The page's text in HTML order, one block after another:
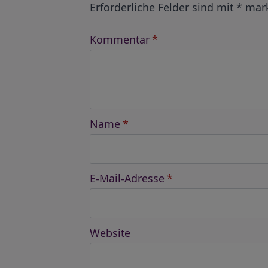
Erforderliche Felder sind mit *
Kommentar *
Name *
E-Mail-Adresse *
Website